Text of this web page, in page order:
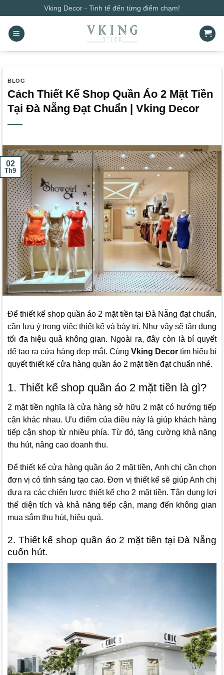
qua
nội
dung
Vking Decor - Tinh tế đến từng điểm chạm!
BLOG
Cách Thiết Kế Shop Quần Áo 2 Mặt Tiền
Tại Đà Nẵng Đạt Chuẩn | Vking Decor
02
Th9
Để thiết kế shop quần áo 2 mặt tiền tại Đà Nẵng đạt chuẩn,
cần lưu ý trong việc thiết kế và bày trí. Như vậy sẽ tận dụng
tối đa hiệu quả không gian. Ngoài ra, đây còn là bí quyết
để tạo ra cửa hàng đẹp mắt. Cùng Vking Decortìm hiểu bí
quyết thiết kế cửa hàng quần áo 2 mặt tiền đạt chuẩn nhé.
1. Thiết kế shop quần áo 2 mặt tiền là gì?
2 mặt tiền nghĩa là cửa hàng sở hữu 2 mặt có hướng tiếp
cận khác nhau. Ưu điểm của điều này là giúp khách hàng
tiếp cận shop từ nhiều phía. Từ đó, tăng cường khả năng
thu hút, nâng cao doanh thu.
Để thiết kế cửa hàng quần áo 2 mặt tiền, Anh chị cần chọn
đơn vị có tính sáng tạo cao. Đơn vị thiết kế sẽ giúp Anh chị
đưa ra các chiến lược thiết kế cho 2 mặt tiền. Tận dụng lợi
thế diện tích và khả năng tiếp cận, mang đến không gian
mua sắm thu hút, hiệu quả.
2. Thiết kế shop quần áo 2 mặt tiền tại Đà Nẵng
cuốn hút.